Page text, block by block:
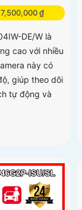
₫
DE/W là
cao với nhiều
này có
giúp theo dõi
tự động và